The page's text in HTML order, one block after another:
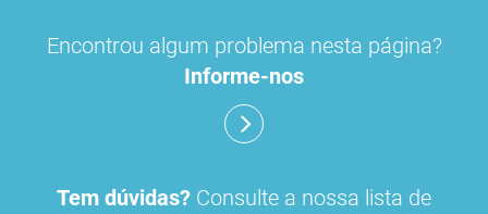
Encontrou algum problema nesta página?
Informe-nos
Tem dúvidas? Consulte a nossa lista de